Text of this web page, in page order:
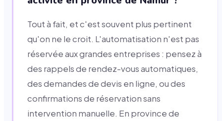
Tout à fait, et c'est souvent plus pertinent
qu'on ne le croit. L'automatisation n'est pas
réservée aux grandes entreprises : pensez à
des rappels de rendez-vous automatiques,
des demandes de devis en ligne, ou des
confirmations de réservation sans
intervention manuelle. En province de